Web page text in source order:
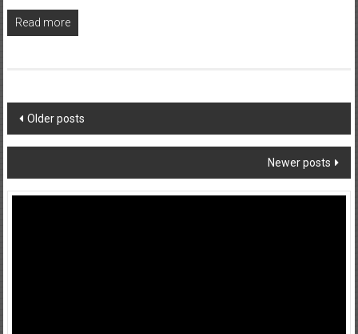
Read more
Posts
navigation
Older posts
Newer posts